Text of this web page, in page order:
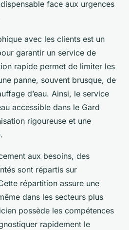
face aux urgences
avec les clients est un
garantir un service de
rapide permet de limiter les
panne, souvent brusque, de
d’eau. Ainsi, le service
accessible dans le Gard
rigoureuse et une
aux besoins, des
sont répartis sur
répartition assure une
dans les secteurs plus
possède les compétences
rapidement le